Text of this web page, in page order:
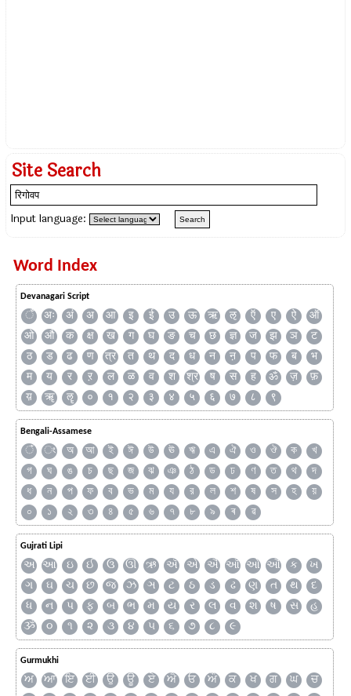
Site Search
Input language:
Word Index
Devanagari Script
ँ अः अं अ आ इ ई उ ऊ ऋ ऌ ऍ ए ऐ
ऑ
ओ
औ क क्ष ख ग घ ङ च छ ज्ञ ज झ ञ
ट
ठ
ड ढ ण त्र त थ द ध न ऩ प फ ब
भ
म
य र ऱ ल ळ व श श्र ष स ह ॐ ज़
फ़
य़
ॠ ॡ ० १ २ ३ ४ ५ ६ ७ ८ ९
Bengali-Assamese
ঁ ং অ আ ই ঈ উ ঊ ঋ এ ঐ ও ঔ ক
খ
গ
ঘ ঙ চ ছ জ ঝ ঞ ঠ ড ঢ ণ ত থ
দ
ধ
ন প ফ ব ভ ম য র ল শ ষ স হ
য়
০
১ ২ ৩ ৪ ৫ ৬ ৭ ৮ ৯ ৰ ৱ
Gujrati Lipi
અ આ ઇ ઈ ઉ ઊ ઋ ઍ એ ઐ ઑ ઓ ઔ ક
ખ
ગ
ઘ ચ છ જ ઝ ઞ ટ ઠ ડ ઢ ણ ત થ
દ
ધ
ન પ ફ બ ભ મ ય ર લ વ શ ષ સ
હ
ૐ
૦ ૧ ૨ ૩ ૪ ૫ ૬ ૭ ૮ ૯
Gurmukhi
ਅ ਆ ਇ ਈ ਉ ਊ ਏ ਐ ਓ ਔ ਕ ਖ ਗ ਘ
ਚ